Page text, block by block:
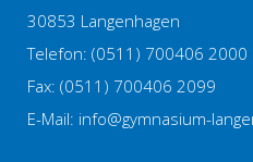
30853 Langenhagen
Telefon: (0511) 700406 2000
Fax: (0511) 700406 2099
E-Mail: info@gymnasium-